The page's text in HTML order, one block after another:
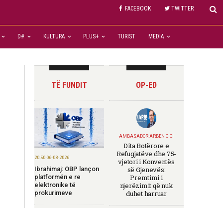
FACEBOOK TWITTER
D# KULTURA PLUS+ TURIST MEDIA
TË FUNDIT
20:50 06-08-2026
Ibrahimaj: OBP lançon
platformën e re
elektronike të
prokurimeve
OP-ED
AMBASADOR ARBEN CICI
Dita Botërore e
Refugjatëve dhe 75-
vjetori i Konventës
së Gjenevës:
Premtimi i
njerëzimit që nuk
duhet harruar